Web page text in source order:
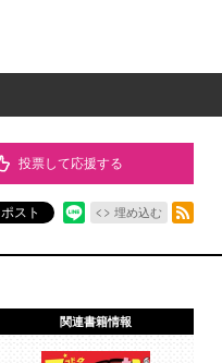
投票して応援する
ポスト 埋め込む
関連書籍情報